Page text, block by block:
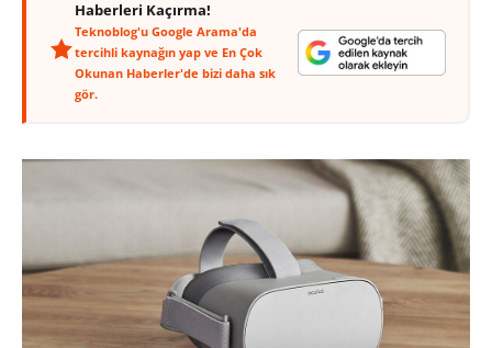
Haberleri Kaçırma!
Teknoblog'u Google Arama'da
tercihli kaynağın yap ve En Çok
Okunan Haberler'de bizi daha sık
gör.